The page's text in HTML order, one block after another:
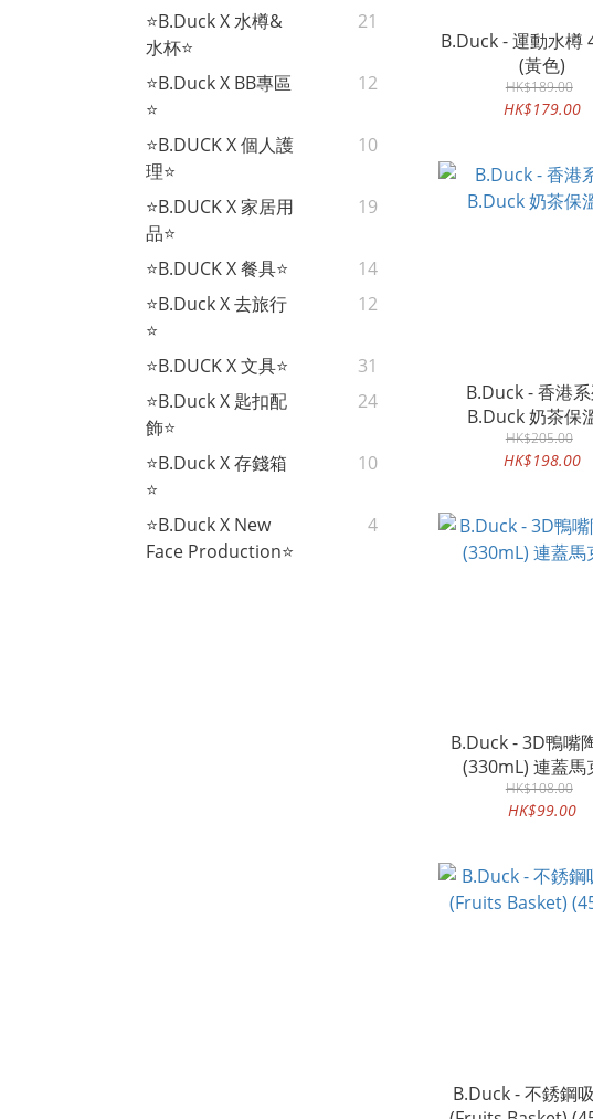
⭐B.Duck X 水樽&
水杯⭐
21
⭐B.Duck X BB專區
⭐
12
⭐B.DUCK X 個人護
理⭐
10
⭐B.DUCK X 家居用
品⭐
19
⭐B.DUCK X 餐具⭐
14
⭐B.Duck X 去旅行
⭐
12
⭐B.DUCK X 文具⭐
31
⭐B.Duck X 匙扣配
飾⭐
24
⭐B.Duck X 存錢箱
⭐
10
⭐B.Duck X New
Face Production⭐
4
B.Duck - 運動水樽
(黃色)
HK$189.00
HK$179.00
B.Duck - 香港
B.Duck 奶茶保
HK$205.00
HK$198.00
B.Duck - 3D鴨嘴
(330mL) 連蓋馬
HK$108.00
HK$99.00
B.Duck - 不銹鋼